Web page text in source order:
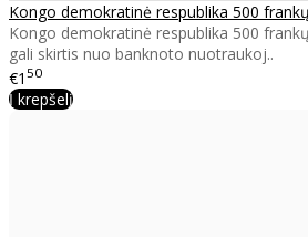
Kongo demokratinė respublika 500
Kongo demokratinė respublika 500
gali skirtis nuo banknoto nuotraukoj..
€1 50
Į krepšelį